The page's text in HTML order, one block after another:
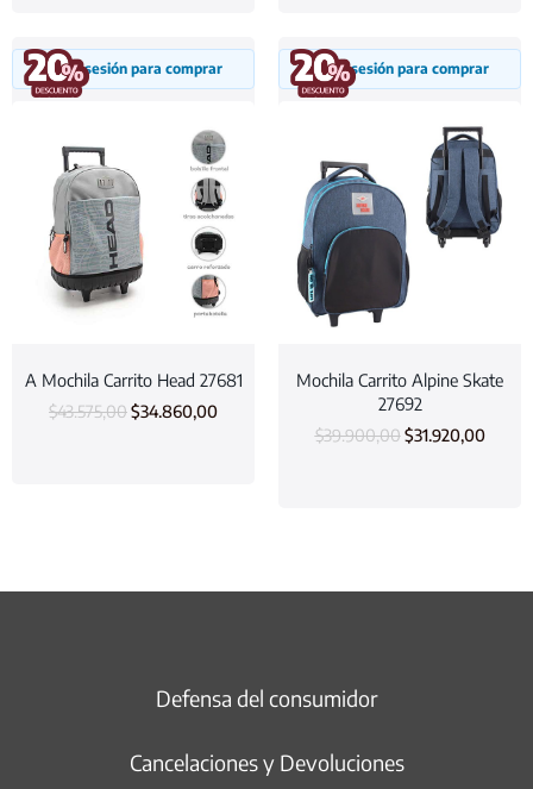
Inicia sesión para comprar
A Mochila Carrito Head 27681
$43.575,00$34.860,00
Inicia sesión para comprar
Mochila Carrito Alpine Skate
27692
$39.900,00 $31.920,00
Defensa del consumidor
Cancelaciones y Devoluciones